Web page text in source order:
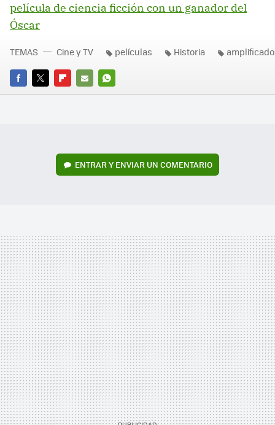
película de ciencia ficción con un ganador del
Óscar
FACEBOOK
TWITTERFLIPBOARD
E-
WHATSAPP
TEMAS Cine y TV películas Historia
ENTRAR Y ENVIAR UN COMENTARIO